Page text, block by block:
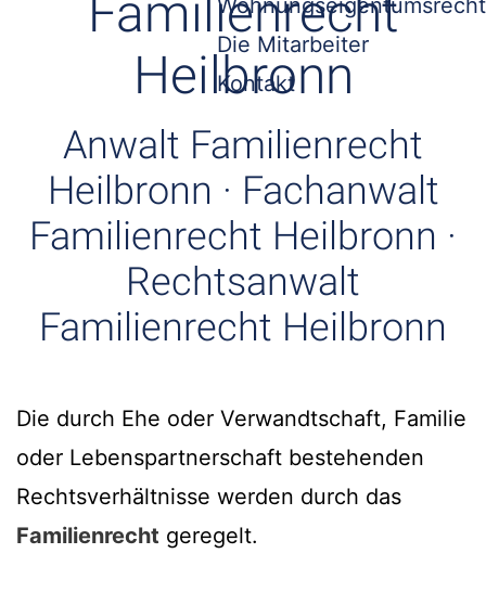
Wohnungseigentumsrecht
Die Mitarbeiter
Kontakt
Familienrecht
Heilbronn
Anwalt Familienrecht
Heilbronn · Fachanwalt
Familienrecht Heilbronn ·
Rechtsanwalt
Familienrecht Heilbronn
Die durch Ehe oder Verwandtschaft, Familie
oder Lebenspartnerschaft bestehenden
Rechtsverhältnisse werden durch das
Familienrecht geregelt.